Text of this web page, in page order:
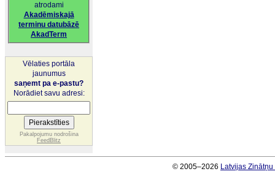
atrodami
Akadēmiskajā
terminu datubāzē
AkadTerm
Vēlaties portāla
jaunumus
saņemt pa e-pastu?
Norādiet savu adresi:
Pakalpojumu nodrošina
FeedBlitz
© 2005–2026 Latvijas